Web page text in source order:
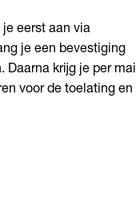
eerst aan via
je een bevestiging
Daarna krijg je per
voor de toelating en